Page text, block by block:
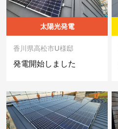
太陽光発電
香川県高松市U様邸
発電開始しました